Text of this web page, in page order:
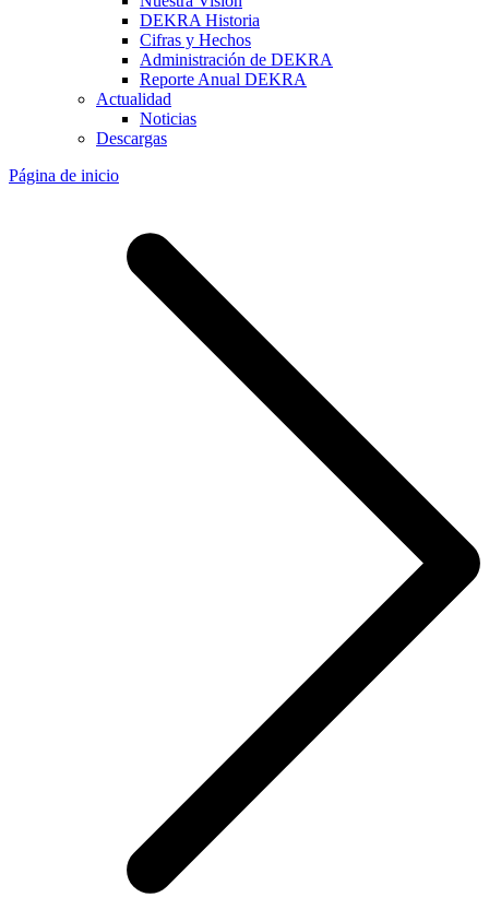
DEKRA Historia
Cifras y Hechos
Administración de DEKRA
Reporte Anual DEKRA
Actualidad
Noticias
Descargas
Página de inicio